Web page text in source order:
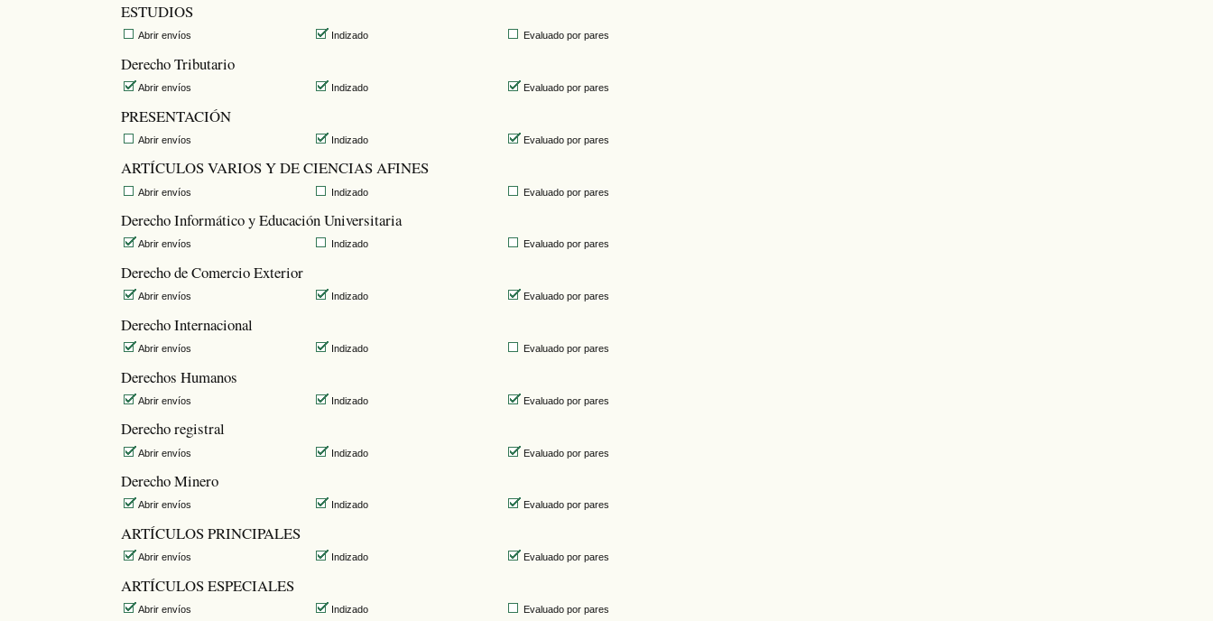
ESTUDIOS
Abrir envíos Indizado Evaluado por pares
Derecho Tributario
Abrir envíos Indizado Evaluado por pares
PRESENTACIÓN
Abrir envíos Indizado Evaluado por pares
ARTÍCULOS VARIOS Y DE CIENCIAS AFINES
Abrir envíos Indizado Evaluado por pares
Derecho Informático y Educación Universitaria
Abrir envíos Indizado Evaluado por pares
Derecho de Comercio Exterior
Abrir envíos Indizado Evaluado por pares
Derecho Internacional
Abrir envíos Indizado Evaluado por pares
Derechos Humanos
Abrir envíos Indizado Evaluado por pares
Derecho registral
Abrir envíos Indizado Evaluado por pares
Derecho Minero
Abrir envíos Indizado Evaluado por pares
ARTÍCULOS PRINCIPALES
Abrir envíos Indizado Evaluado por pares
ARTÍCULOS ESPECIALES
Abrir envíos Indizado Evaluado por pares